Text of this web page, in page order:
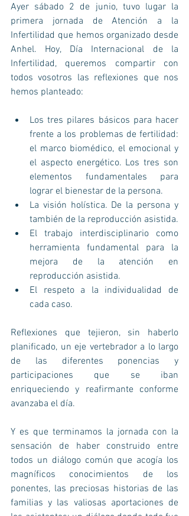
Ayer sábado 2 de junio, tuvo lugar la
primera jornada de Atención a la
Infertilidad que hemos organizado desde
Anhel. Hoy, Día Internacional de la
Infertilidad, queremos compartir con
todos vosotros las reflexiones que nos
hemos planteado:
Los tres pilares básicos para hacer
frente a los problemas de fertilidad:
el marco biomédico, el emocional y
el aspecto energético. Los tres son
elementos fundamentales para
lograr el bienestar de la persona.
La visión holística. De la persona y
El trabajo interdisciplinario como
herramienta fundamental para la
mejora de la atención en
reproducción asistida.
El respeto a la individualidad de
cada caso.
Reflexiones que tejieron, sin haberlo
planificado, un eje vertebrador a lo largo
de las diferentes ponencias y
participaciones que se iban
enriqueciendo y reafirmante conforme
avanzaba el día.
Y es que terminamos la jornada con la
sensación de haber construido entre
todos un diálogo común que acogía los
magníficos conocimientos de los
ponentes, las preciosas historias de las
familias y las valiosas aportaciones de